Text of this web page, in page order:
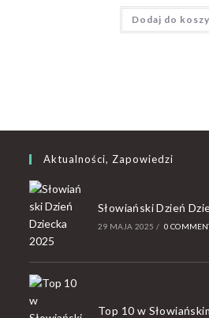
Dodaj do
Aktualności, Zapowiedzi
Słowiański Dzień
29 MAJA 2025 / 0
Top 10 w